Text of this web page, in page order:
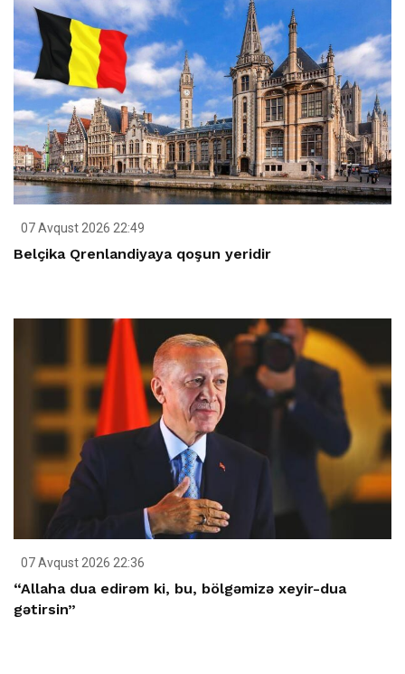
07 Avqust 2026 22:49
Belçika Qrenlandiyaya qoşun yeridir
07 Avqust 2026 22:36
“Allaha dua edirəm ki, bu, bölgəmizə xeyir-dua
gətirsin”